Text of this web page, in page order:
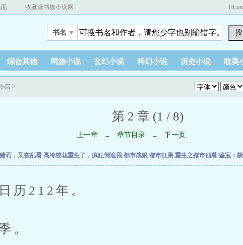
收藏读书族小说网 Hi,
书名
综合其他 网游小说 玄幻小说 科幻小说 历史小说 耽美
店 >
第 2 章 (1 / 8)
上一章 ← 章节目录 → 下一页
石，又在乱看 高冷校花重生了，疯狂倒追我 都市战狼 都市狂枭 重生之都市仙尊 鉴宝：
212年。